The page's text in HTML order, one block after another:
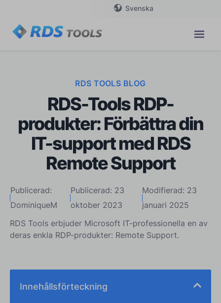
Svenska
RDS TOOLS BLOG
RDS-Tools RDP-
produkter: Förbättra din
IT-support med RDS
Remote Support
Publicerad:
DominiqueM
Publicerad: 23
oktober 2023
Modifierad: 23
januari 2025
RDS Tools erbjuder Microsoft IT-professionella en av
deras enkla RDP-produkter: Remote Support.
Innehållsförteckning